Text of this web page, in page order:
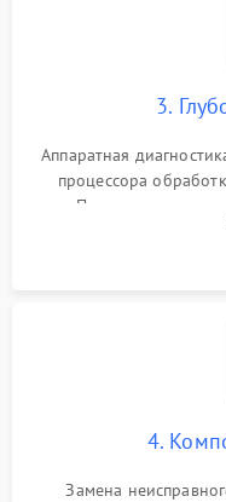
3.
Аппаратная
процессора
Проверка
интерфейсов связи.
4.
Замена